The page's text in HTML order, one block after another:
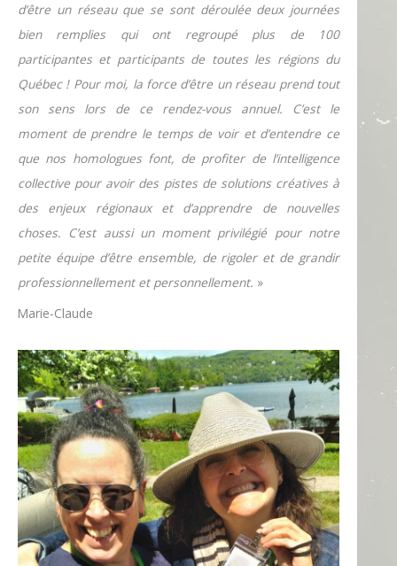
d’être un réseau que se sont déroulée deux journées
bien remplies qui ont regroupé plus de 100
participantes et participants de toutes les régions du
Québec ! Pour moi, la force d’être un réseau prend tout
son sens lors de ce rendez-vous annuel. C’est le
moment de prendre le temps de voir et d’entendre ce
que nos homologues font, de profiter de l’intelligence
collective pour avoir des pistes de solutions créatives à
des enjeux régionaux et d’apprendre de nouvelles
choses. C’est aussi un moment privilégié pour notre
petite équipe d’être ensemble, de rigoler et de grandir
professionnellement et personnellement. »
Marie-Claude